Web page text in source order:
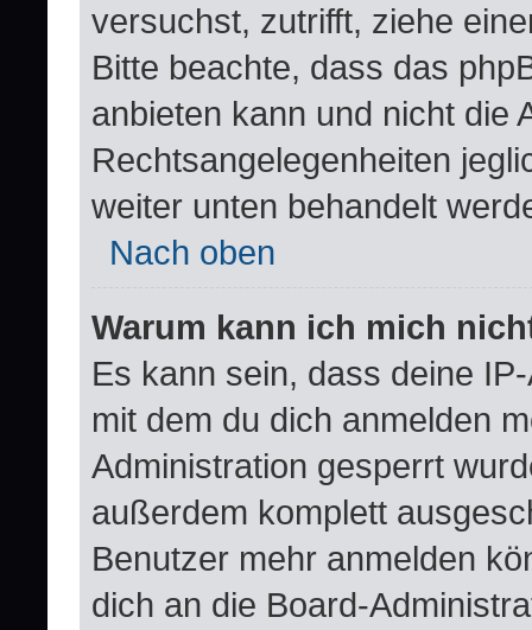
versuchst, zutrifft, ziehe
Bitte beachte, dass das
anbieten kann und nicht die
Rechtsangelegenheiten
weiter unten behandelt
Nach oben
Warum kann ich mich
Es kann sein, dass deine
mit dem du dich anmelden
Administration gesperrt
außerdem komplett
Benutzer mehr anmelden
dich an die Board-